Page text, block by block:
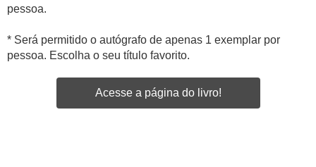
pessoa.
* Será permitido o autógrafo de apenas 1 exemplar por
pessoa. Escolha o seu título favorito.
Acesse a página do livro!